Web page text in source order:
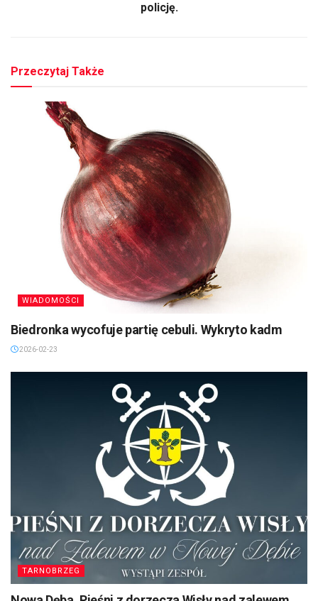
policję.
Przeczytaj Także
WIADOMOŚCI
Biedronka wycofuje partię cebuli. Wykryto kadm
2026-02-23
TARNOBRZEG